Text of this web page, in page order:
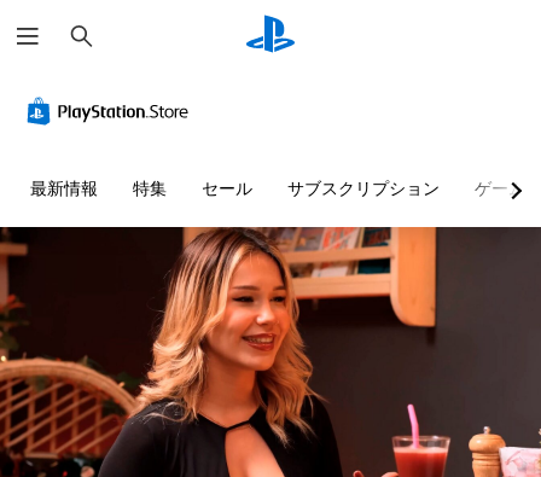
索
最新情報 特集 セール サブスクリプション ゲーム